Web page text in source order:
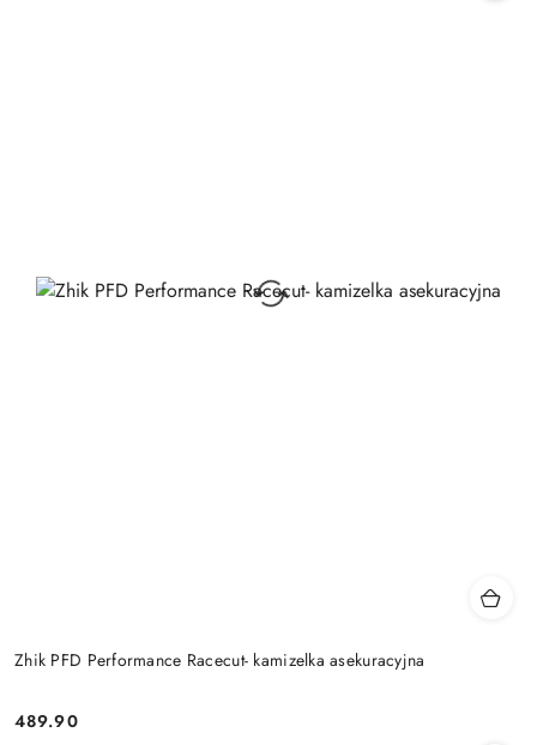
Zhik PFD Performance Racecut- kamizelka asekuracyjna
Cena:
489.90